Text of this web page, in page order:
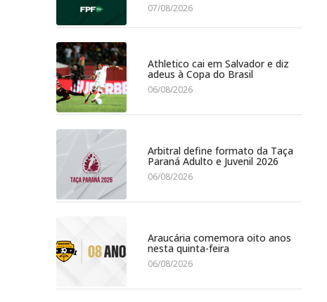
07/08/2026
Athletico cai em Salvador e diz
adeus à Copa do Brasil
06/08/2026
Arbitral define formato da Taça
Paraná Adulto e Juvenil 2026
06/08/2026
Araucária comemora oito anos
nesta quinta-feira
06/08/2026